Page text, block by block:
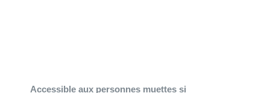
Accessible aux personnes muettes si